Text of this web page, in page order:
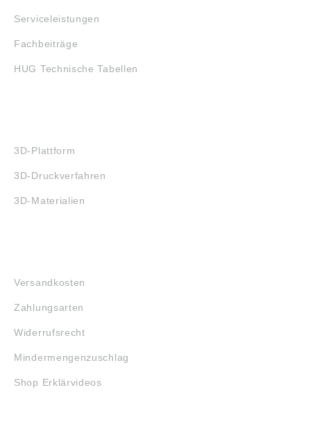
Serviceleistungen
Fachbeiträge
HUG Technische Tabellen
3D-Plattform
3D-Druckverfahren
3D-Materialien
Versandkosten
Zahlungsarten
Widerrufsrecht
Mindermengenzuschlag
Shop Erklärvideos